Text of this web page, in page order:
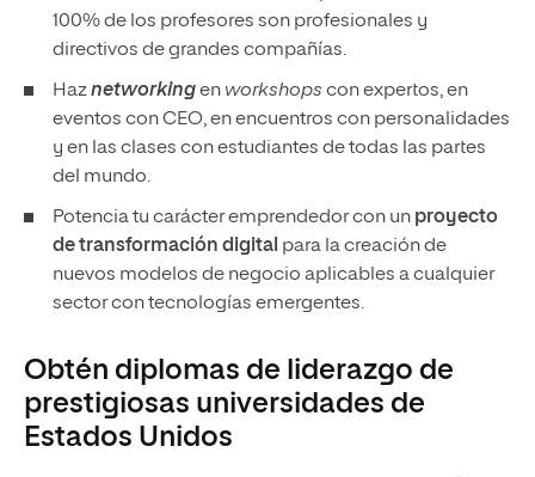
100% de los profesores son profesionales y
directivos de grandes compañías.
Haznetworkingen workshops con expertos, en
eventos con CEO, en encuentros con personalidades
y en las clases con estudiantes de todas las partes
del mundo.
Potencia tu carácter emprendedor con un proyecto
de transformación digital para la creación de
nuevos modelos de negocio aplicables a cualquier
sector con tecnologías emergentes.
Obtén diplomas de liderazgo de
prestigiosas universidades de
Estados Unidos